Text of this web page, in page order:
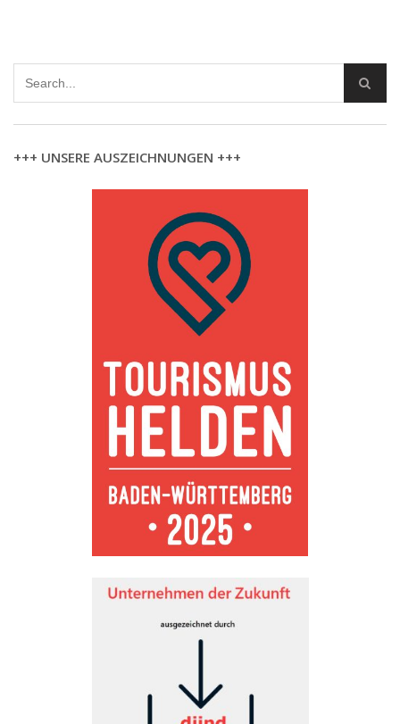
+++ UNSERE AUSZEICHNUNGEN +++